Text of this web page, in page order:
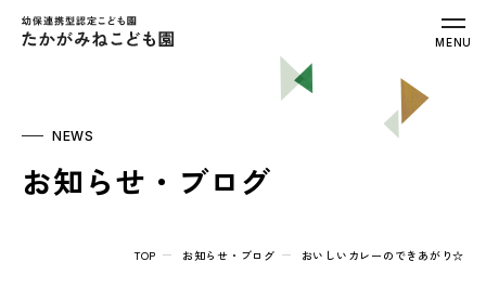
幼保連携型認定こども園 たかがみねこ
MENU
NEWS
お知らせ・ブログ
TOP お知らせ・ブログ おいしいカレーのできあがり☆